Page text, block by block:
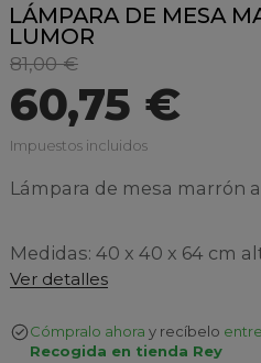
LÁMPARA DE MESA
LUMOR
81,00 €
60,75 €
Impuestos incluidos
Lámpara de mesa marrón
Medidas: 40 x 40 x 64 cm
Ver detalles
Cómpralo ahora y recíbelo
Recogida en tienda Rey